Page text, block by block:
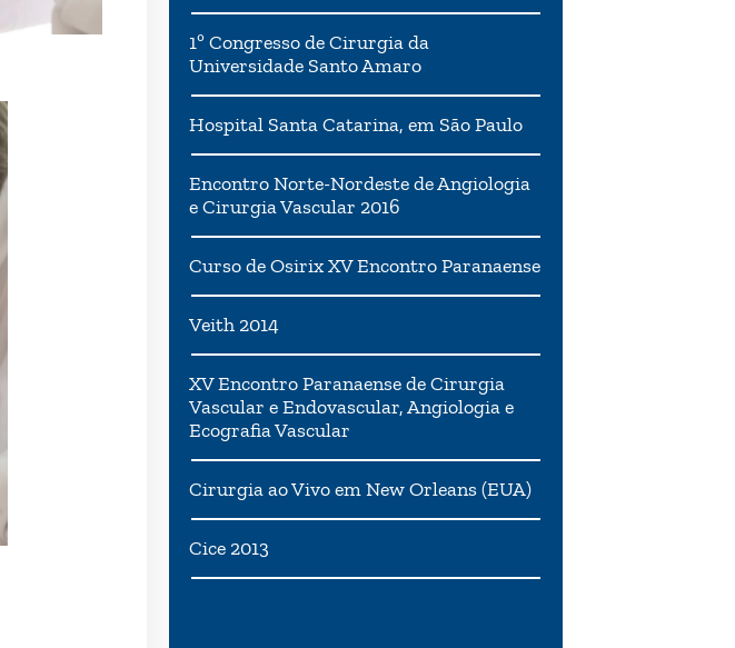
1º Congresso de Cirurgia da
Universidade Santo Amaro
Hospital Santa Catarina, em São Paulo
Encontro Norte-Nordeste de Angiologia
e Cirurgia Vascular 2016
Curso de Osirix XV Encontro Paranaense
Veith 2014
XV Encontro Paranaense de Cirurgia
Vascular e Endovascular, Angiologia e
Ecografia Vascular
Cirurgia ao Vivo em New Orleans (EUA)
Cice 2013